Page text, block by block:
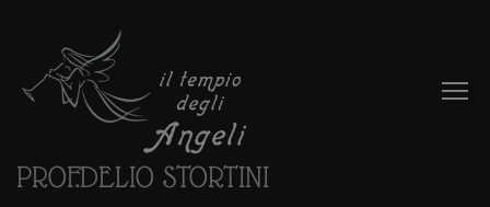
PROF.DELIO STORTINI